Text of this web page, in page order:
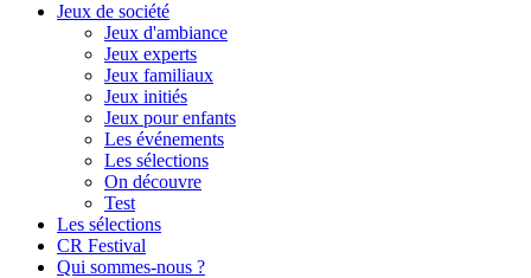
Jeux de société
Jeux d'ambiance
Jeux experts
Jeux familiaux
Jeux initiés
Jeux pour enfants
Les événements
Les sélections
On découvre
Test
Les sélections
CR Festival
Qui sommes-nous ?